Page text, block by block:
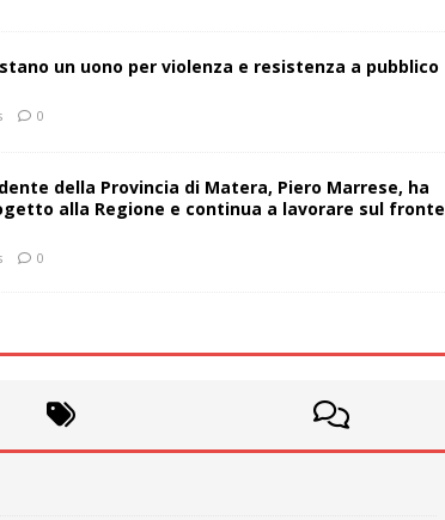
un uono per violenza e resistenza a pubblico
0
della Provincia di Matera, Piero Marrese, ha
alla Regione e continua a lavorare sul fronte
0